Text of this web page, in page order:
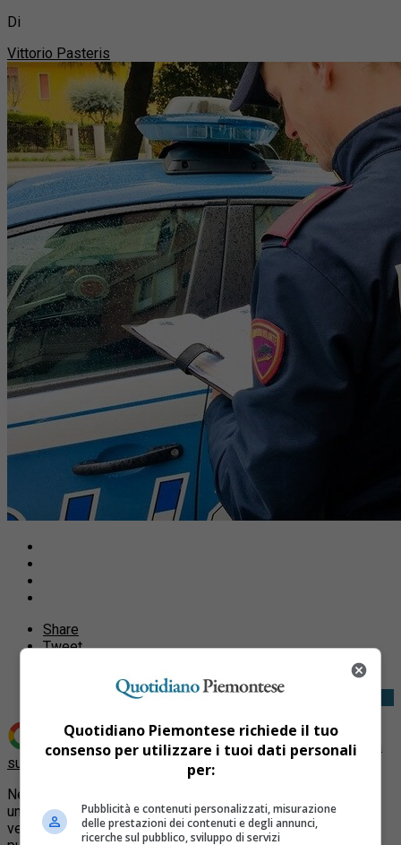
Di
Vittorio Pasteris
Share
Tweet
Aggiungi Quotidiano Piemontese come Fonte preferita
su Google
Nelle scorse ore, la Polizia di Stato di Torino ha effettuato
una serie di controlli a locali ed esercizi pubblici, volti alla
verifica di condotte connesse al disturbo della quiete
Quotidiano Piemontese richiede il tuo
consenso per utilizzare i tuoi dati personali
per:
Pubblicità e contenuti personalizzati, misurazione
delle prestazioni dei contenuti e degli annunci,
ricerche sul pubblico, sviluppo di servizi